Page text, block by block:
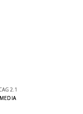
2.1